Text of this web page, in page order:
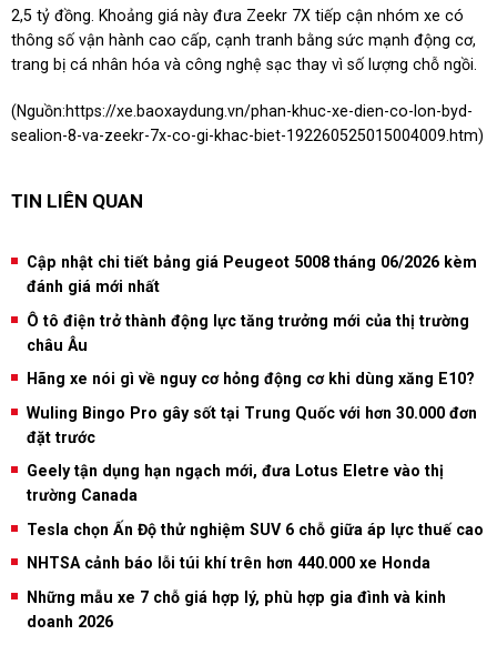
2,5 tỷ đồng. Khoảng giá này đưa Zeekr 7X tiếp cận nhóm xe có
thông số vận hành cao cấp, cạnh tranh bằng sức mạnh động cơ,
trang bị cá nhân hóa và công nghệ sạc thay vì số lượng chỗ ngồi.
(Nguồn:https://xe.baoxaydung.vn/phan-khuc-xe-dien-co-lon-byd-
sealion-8-va-zeekr-7x-co-gi-khac-biet-192260525015004009.htm)
TIN LIÊN QUAN
Cập nhật chi tiết bảng giá Peugeot 5008 tháng 06/2026 kèm
đánh giá mới nhất
Ô tô điện trở thành động lực tăng trưởng mới của thị trường
châu Âu
Hãng xe nói gì về nguy cơ hỏng động cơ khi dùng xăng E10?
Wuling Bingo Pro gây sốt tại Trung Quốc với hơn 30.000 đơn
đặt trước
Geely tận dụng hạn ngạch mới, đưa Lotus Eletre vào thị
trường Canada
Tesla chọn Ấn Độ thử nghiệm SUV 6 chỗ giữa áp lực thuế cao
NHTSA cảnh báo lỗi túi khí trên hơn 440.000 xe Honda
Những mẫu xe 7 chỗ giá hợp lý, phù hợp gia đình và kinh
doanh 2026